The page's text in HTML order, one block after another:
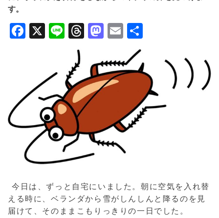
す。
Facebook
X LineThreads
Mastodon
Email
今日は、ずっと自宅にいました。朝に空気を入れ替
える時に、ベランダから雪がしんしんと降るのを見
届けて、そのままこもりっきりの一日でした。